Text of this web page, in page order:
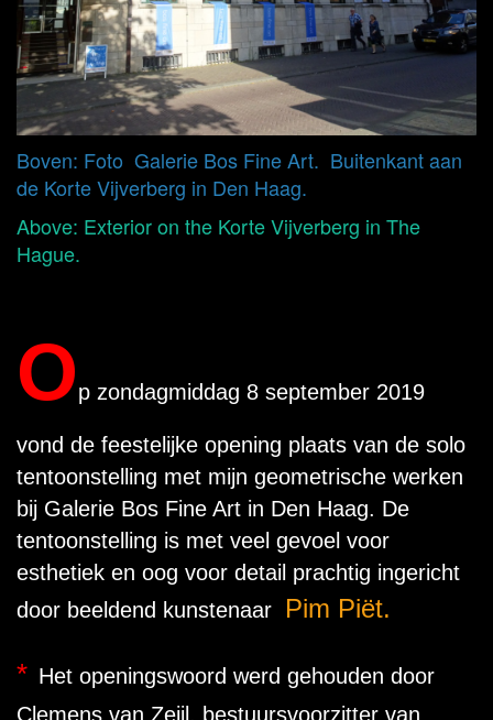
Boven: Foto Galerie Bos Fine Art. Buitenkant aan
de Korte Vijverberg in Den Haag.
Above: Exterior on the Korte Vijverberg in The
Hague.
Op zondagmiddag 8 september 2019
vond de feestelijke opening plaats van de solo
tentoonstelling met mijn geometrische werken
bij Galerie Bos Fine Art in Den Haag. De
tentoonstelling is met veel gevoel voor
esthetiek en oog voor detail prachtig ingericht
door beeldend kunstenaar Pim Piët.
* Het openingswoord werd gehouden door
Clemens van Zeijl, bestuursvoorzitter van